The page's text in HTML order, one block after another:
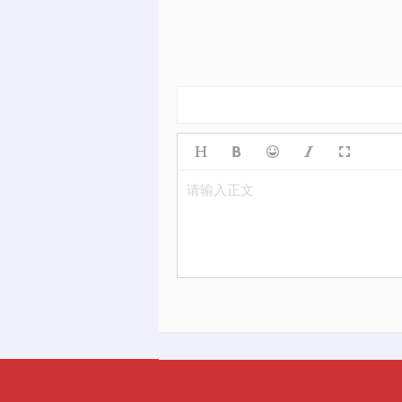
请输入正文